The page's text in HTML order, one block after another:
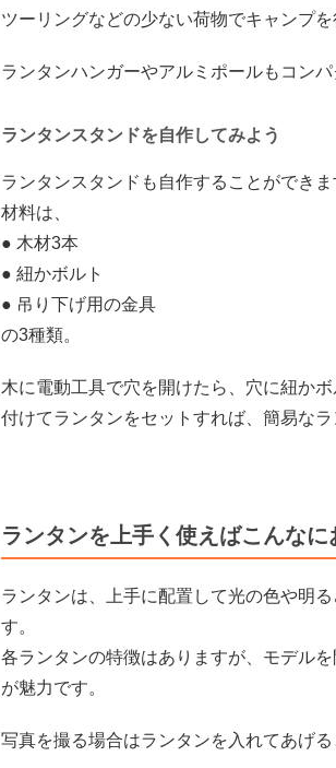
ツーリングなどの少ない荷物でキャンプ
ランタンハンガーやアルミポールもコン
ランタンスタンドを自作してみよう
ランタンスタンドも自作することができ
材料は、
● 木材3本
● 紐かボルト
● 吊り下げ用の金具
の3種類。
木に電動工具で穴を開けたら、穴に紐か
付けてランタンをセットすれば、簡易な
ランタンを上手く使えばこんなに
ランタンは、上手に配置して光の色や明
す。
各ランタンの特徴はありますが、モデル
が魅力です。
写真を撮る場合はランタンを入れてあげ